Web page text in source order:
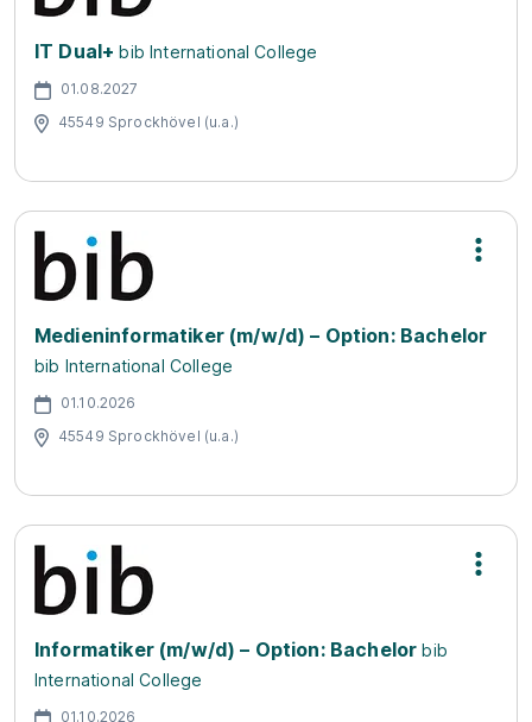
IT Dual+ bib International College
01.08.2027
45549 Sprockhövel (u.a.)
Medieninformatiker (m/w/d) – Option: Bachelor
bib International College
01.10.2026
45549 Sprockhövel (u.a.)
Informatiker (m/w/d) – Option: Bachelor bib
International College
01.10.2026